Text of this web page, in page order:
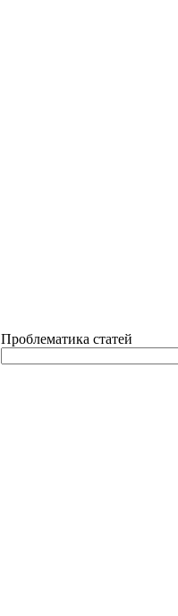
Проблематика статей